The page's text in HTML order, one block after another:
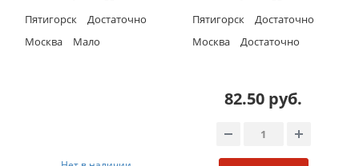
Пятигорск
Достаточно
Москва
Мало
Пятигорск
Достаточно
Москва
Достаточно
82.50 руб.